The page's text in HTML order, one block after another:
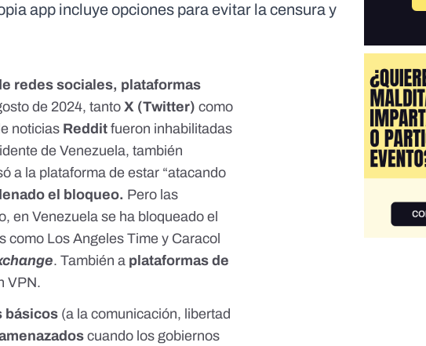
app incluye opciones para evitar la censura y
redes sociales, plataformas
de 2024, tantoX (Twitter) como
noticias Redditfueron inhabilitadas
de Venezuela, también
a la plataforma de estar “atacando
el bloqueo. Pero las
en Venezuela se ha bloqueado el
como Los Angeles Time y Caracol
. También a plataformas de
VPN.
básicos (a la comunicación, libertad
cuando los gobiernos